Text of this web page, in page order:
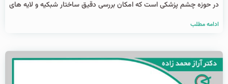
در حوزه چشم ‌پزشکی است که امکان بررسی دقیق ساختار شبکیه و لایه‌ های
ادامه مطلب